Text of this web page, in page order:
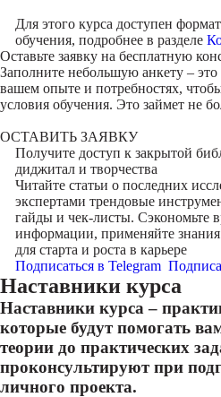
Для этого курса доступен
обучения, подробнее в разделе
Оставьте заявку на бесплатную
Заполните небольшую анкету –
вашем опыте и потребностях,
условия обучения. Это займет не
ОСТАВИТЬ ЗАЯВКУ
Получите доступ к закрытой
диджитал и творчества
Читайте статьи о последних
экспертами трендовые
гайды и чек-листы. Сэкономьте
информации, применяйте знания
для старта и роста в карьере
Подписаться в Telegram
Наставники курса
Наставники курса –
которые будут помогать
теории до практических
проконсультируют при
личного проекта.